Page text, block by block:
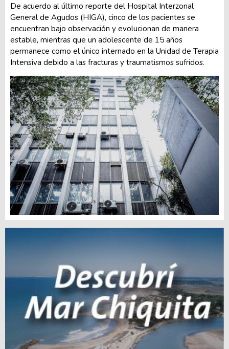
De acuerdo al último reporte del Hospital Interzonal
General de Agudos (HIGA), cinco de los pacientes se
encuentran bajo observación y evolucionan de manera
estable, mientras que un adolescente de 15 años
permanece como el único internado en la Unidad de Terapia
Intensiva debido a las fracturas y traumatismos sufridos.